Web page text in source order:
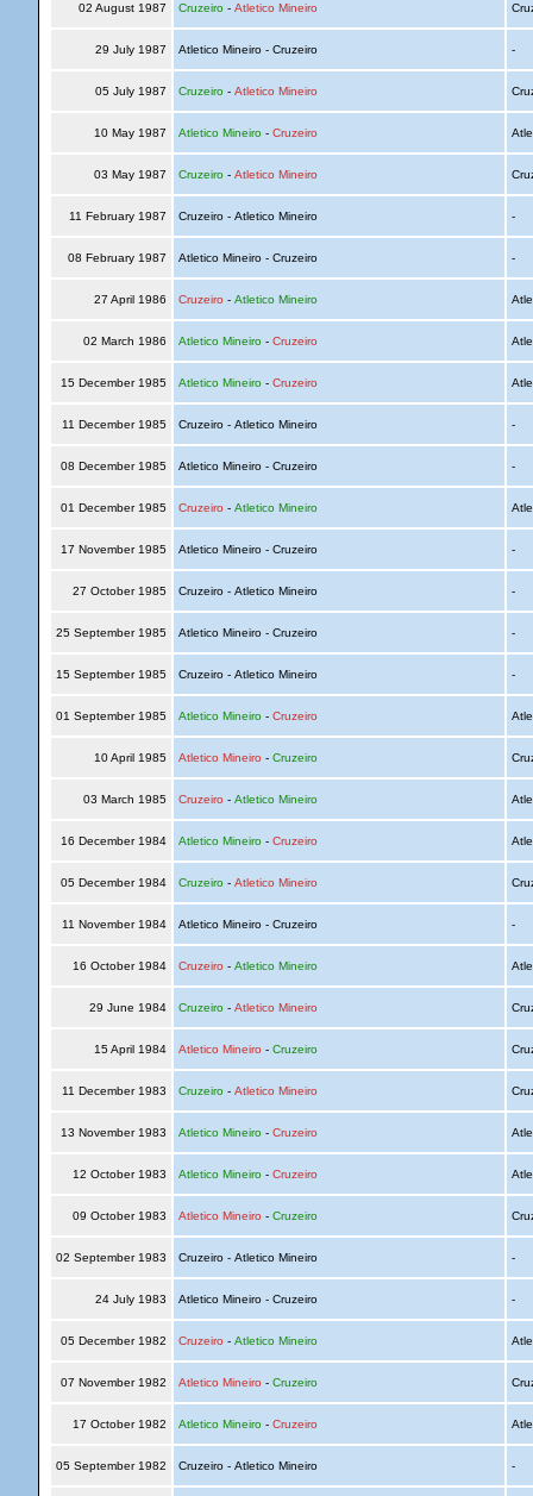
02 August 1987 Cruzeiro- Atletico Mineiro
29 July 1987 Atletico Mineiro - Cruzeiro -
05 July 1987 Cruzeiro- Atletico Mineiro
10 May 1987 Atletico Mineiro- Cruzeiro
03 May 1987 Cruzeiro- Atletico Mineiro
11 February 1987 Cruzeiro - Atletico Mineiro -
08 February 1987 Atletico Mineiro - Cruzeiro -
27 April 1986 Cruzeiro - Atletico Mineiro
02 March 1986 Atletico Mineiro- Cruzeiro
15 December 1985 Atletico Mineiro- Cruzeiro
11 December 1985 Cruzeiro - Atletico Mineiro -
08 December 1985 Atletico Mineiro - Cruzeiro -
01 December 1985 Cruzeiro - Atletico Mineiro
17 November 1985 Atletico Mineiro - Cruzeiro -
27 October 1985 Cruzeiro - Atletico Mineiro -
25 September 1985 Atletico Mineiro - Cruzeiro -
15 September 1985 Cruzeiro - Atletico Mineiro -
01 September 1985 Atletico Mineiro- Cruzeiro
10 April 1985 Atletico Mineiro - Cruzeiro
03 March 1985 Cruzeiro - Atletico Mineiro
16 December 1984 Atletico Mineiro- Cruzeiro
05 December 1984 Cruzeiro- Atletico Mineiro
11 November 1984 Atletico Mineiro - Cruzeiro -
16 October 1984 Cruzeiro - Atletico Mineiro
29 June 1984 Cruzeiro- Atletico Mineiro
15 April 1984 Atletico Mineiro - Cruzeiro
11 December 1983 Cruzeiro- Atletico Mineiro
13 November 1983 Atletico Mineiro- Cruzeiro
12 October 1983 Atletico Mineiro- Cruzeiro
09 October 1983 Atletico Mineiro - Cruzeiro
02 September 1983 Cruzeiro - Atletico Mineiro -
24 July 1983 Atletico Mineiro - Cruzeiro -
05 December 1982 Cruzeiro - Atletico Mineiro
07 November 1982 Atletico Mineiro - Cruzeiro
17 October 1982 Atletico Mineiro- Cruzeiro
05 September 1982 Cruzeiro - Atletico Mineiro -